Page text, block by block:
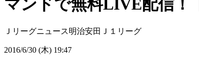
マンドで無料LIVE配信！
Ｊリーグニュース明治安田Ｊ１リーグ
2016/6/30 (木) 19:47